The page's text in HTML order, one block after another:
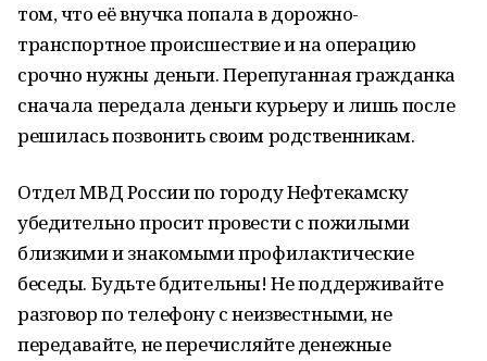
том, что её внучка попала в дорожно-
транспортное происшествие и на операцию
срочно нужны деньги. Перепуганная гражданка
сначала передала деньги курьеру и лишь после
решилась позвонить своим родственникам.
Отдел МВД России по городу Нефтекамску
убедительно просит провести с пожилыми
близкими и знакомыми профилактические
беседы. Будьте бдительны! Не поддерживайте
разговор по телефону с неизвестными, не
передавайте, не перечисляйте денежные